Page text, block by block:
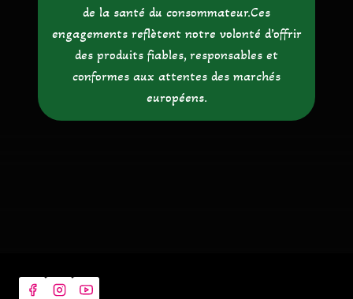
de la santé du consommateur.Ces
engagements reflètent notre volonté d’offrir
des produits fiables, responsables et
conformes aux attentes des marchés
européens.